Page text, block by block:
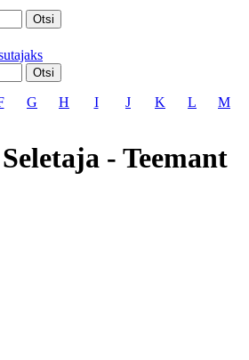
Otsi
Otsi
G H I J K L M
- Teemant